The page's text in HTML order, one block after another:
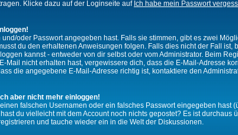
Klicke dazu auf der Loginseite auf Ich habe mein Passwort
oder Passwort angegeben hast. Falls sie stimmen, gibt es zwei
du den erhaltenen Anweisungen folgen. Falls dies nicht der Fall
kannst - entweder von dir selbst oder vom Administrator. Beim
Mail nicht erhalten hast, vergewissere dich, dass die E-Mail-Adresse
die angegebene E-Mail-Adresse richtig ist, kontaktiere den
aber nicht mehr einloggen!
falschen Usernamen oder ein falsches Passwort eingegeben
du vielleicht mit dem Account noch nichts gepostet? Es ist
und tauche wieder ein in die Welt der Diskussionen.